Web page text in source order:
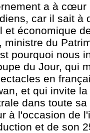
a à
car il sait à
et économique
ministre du
pourquoi nous
du Jour, qui
en
et qui invite
dans toute
à l'occasion de
et de son